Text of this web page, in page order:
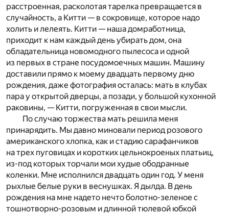
расстроенная, расколотая тарелка превращается в
случайность, а Китти — в сокровище, которое надо
холить и лелеять. Китти — наша домработница,
приходит к нам каждый день убирать дом, она
обладательница новомодного пылесоса и одной
из первых в стране посудомоечных машин. Машину
доставили прямо к моему двадцать первому дню
рождения, даже фотография осталась: мать в клубах
пара у открытой дверцы, а позади, у большой кухонной
раковины, — Китти, погруженная в свои мысли.
По случаю торжества мать решила меня
принарядить. Мы давно миновали период розового
американского хлопка, как и стадию сарафанчиков
на трех пуговицах и коротких цельнокроеных платьиц,
из-под которых торчали мои худые ободранные
коленки. Мне исполнился двадцать один год. У меня
рыхлые белые руки в веснушках. Я дылда. В день
рождения на мне надето нечто болотно-зеленое с
тошнотворно-розовым и длинной тюлевой юбкой